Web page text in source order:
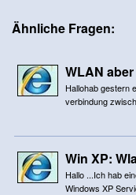
Ähnliche Fragen:
WLAN
Hallohab gestern
verbindung
Win XP:
Hallo ...Ich hab
Windows XP